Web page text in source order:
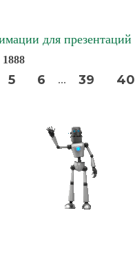
для презентаций
1888
5 6 ... 39 40